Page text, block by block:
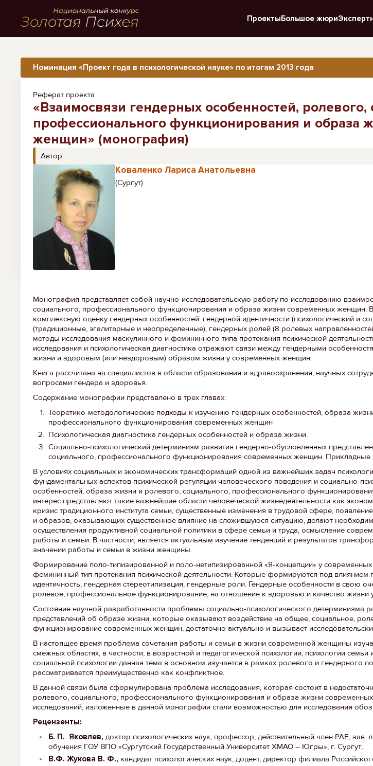
ПроектыБольшое жюри
Номинация «Проект года в психологической науке» по итогам 2013 года
Реферат проекта
«Взаимосвязи гендерных особенностей, ролевого,
профессионального функционирования и образа
женщин» (монография)
Автор:
Коваленко Лариса Анатольевна
(Сургут)
Монография представляет собой научно-исследовательскую работу по исследованию
социального, профессионального функционирования и образа жизни современных женщин.
комплексную оценку гендерных особенностей: гендерной идентичности (психологический и
(традиционные, эгалитарные и неопределенные), гендерных ролей (8 ролевых
методы исследования маскулинного и фемининного типа протекания психической
исследования и психологическая диагностика отражают связи между гендерными
жизни и здоровым (или нездоровым) образом жизни у современных женщин.
Книга рассчитана на специалистов в области образования и здравоохранения, научных
вопросами гендера и здоровья.
Содержание монографии представлено в трех главах:
Теоретико-методологические подходы к изучению гендерных особенностей, образа
профессионального функционирования современных женщин
Психологическая диагностика гендерных особенностей и образа жизни.
Социально-психологический детерминизм развития гендерно-обусловленных
социального, профессионального функционирования современных женщин. Прикладные
В условиях социальных и экономических трансформаций одной из важнейших задач
фундаментальных аспектов психической регуляции человеческого поведения и социально-
особенностей, образа жизни и ролевого, социального, профессионального
интерес представляют такие важнейшие области человеческой жизнедеятельности как
кризис традиционного института семьи, существенные изменения в трудовой сфере,
и образов, оказывающих существенное влияние на сложившуюся ситуацию, делают
осуществления продуктивной социальной политики в сфере семьи и труда, осмысление
работы и семьи. В частности, является актуальным изучение тенденций и результатов
значении работы и семьи в жизни женщины.
Формирование поло-типизированной и поло-нетипизированной «Я-концепции» у
фемининный тип протекания психической деятельности. Которые формируются под влиянием
идентичность, гендерная стереотипизация, гендерные роли. Гендерные особенности в свою
ролевое, профессиональное функционирование, на отношение к здоровью и качество
Состояние научной разработанности проблемы социально-психологического детерминизма
представлений об образе жизни, которые оказывают воздействие на общее, социальное,
функционирование современных женщин, достаточно актуально и вызывает
В настоящее время проблема сочетания работы и семьи в жизни современной женщины
смежных областях, в частности, в возрастной и педагогической психологии, психологии семьи
социальной психологии данная тема в основном изучается в рамках ролевого и гендерного
рассматривается преимущественно как конфликтное.
В данной связи была сформулирована проблема исследования, которая состоит в
ролевого, социального, профессионального функционирования и образа жизни
исследований, изложенные в данной монографии стали возможностью для исследования
Рецензенты:
Б. П. Яковлев, доктор психологических наук, профессор, действительный член РАЕ,
обучения ГОУ ВПО «Сургутский Государственный Университет ХМАО – Югры», г. Сургут;
В.Ф. Жукова В. Ф., кандидат психологических наук, доцент, директор филиала